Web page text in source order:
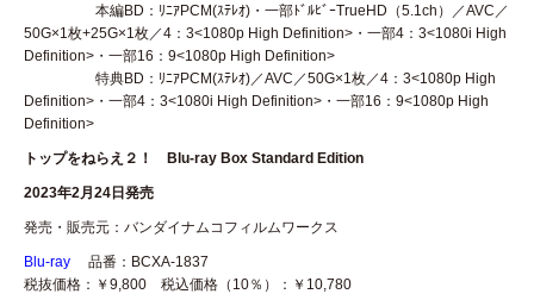
本編BD：ﾘﾆｱPCM(ｽﾃﾚｵ)・一部ﾄﾞﾙﾋﾞｰTrueHD（5.1ch）／AVC／
50G×1枚+25G×1枚／4：3<1080p High Definition>・一部4：3<1080i High
Definition>・一部16：9<1080p High Definition>
特典BD：ﾘﾆｱPCM(ｽﾃﾚｵ)／AVC／50G×1枚／4：3<1080p High
Definition>・一部4：3<1080i High Definition>・一部16：9<1080p High
Definition>
トップをねらえ２！ Blu-ray Box Standard Edition
2023年2月24日発売
発売・販売元：バンダイナムコフィルムワークス
Blu-ray
品番：BCXA-1837
税抜価格：￥9,800 税込価格（10％）：￥10,780